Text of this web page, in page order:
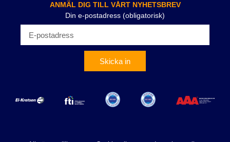
ANMÄL DIG TILL VÅRT NYHETSBREV
Din e-postadress (obligatorisk)
Skicka in